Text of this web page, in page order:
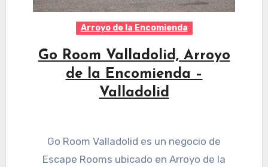
Arroyo de la Encomienda
Go Room Valladolid, Arroyo
de la Encomienda –
Valladolid
Go Room Valladolid es un negocio de
Escape Rooms ubicado en Arroyo de la